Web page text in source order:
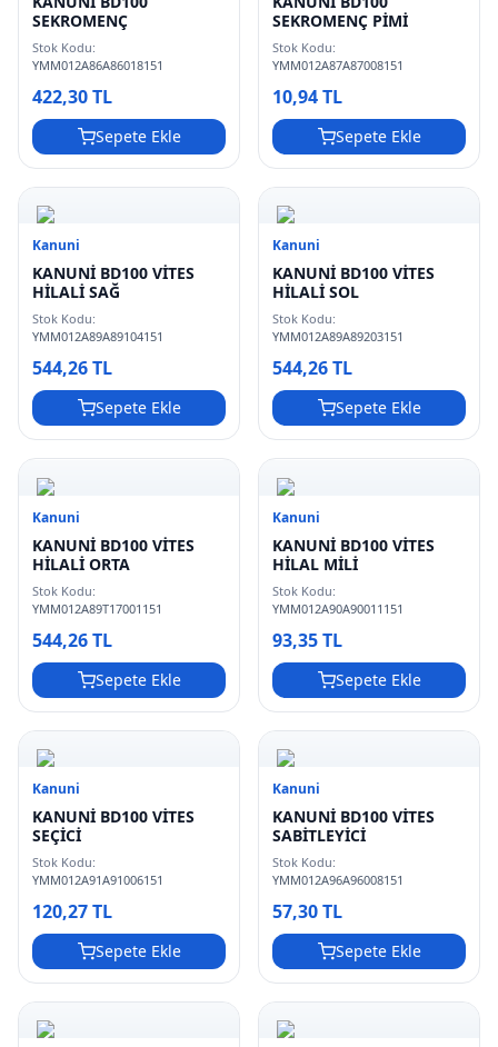
SEKROMENÇ
Stok Kodu:
YMM012A86A86018151
422,30 TL
Sepete Ekle
SEKROMENÇ PİMİ
Stok Kodu:
YMM012A87A87008151
10,94 TL
Sepete Ekle
Kanuni
KANUNİ BD100 VİTES
HİLALİ SAĞ
Stok Kodu:
YMM012A89A89104151
544,26 TL
Sepete Ekle
Kanuni
KANUNİ BD100 VİTES
HİLALİ SOL
Stok Kodu:
YMM012A89A89203151
544,26 TL
Sepete Ekle
Kanuni
KANUNİ BD100 VİTES
HİLALİ ORTA
Stok Kodu:
YMM012A89T17001151
544,26 TL
Sepete Ekle
Kanuni
KANUNİ BD100 VİTES
HİLAL MİLİ
Stok Kodu:
YMM012A90A90011151
93,35 TL
Sepete Ekle
Kanuni
KANUNİ BD100 VİTES
SEÇİCİ
Stok Kodu:
YMM012A91A91006151
120,27 TL
Sepete Ekle
Kanuni
KANUNİ BD100 VİTES
SABİTLEYİCİ
Stok Kodu:
YMM012A96A96008151
57,30 TL
Sepete Ekle